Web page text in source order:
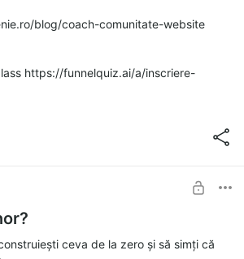
blog/coach-comunitate-website
https://funnelquiz.ai/a/inscriere-
ceva de la zero și să simți că